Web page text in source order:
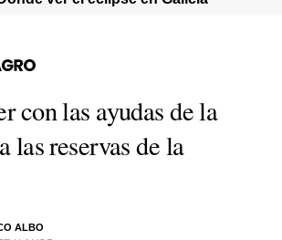
con las ayudas de la
las reservas de la
ALBO